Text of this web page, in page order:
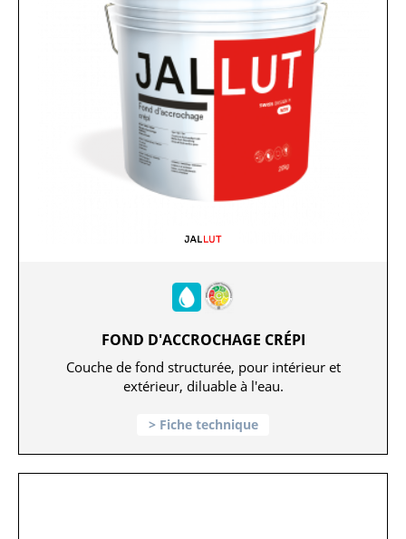
FOND D'ACCROCHAGE CRÉPI
Couche de fond structurée, pour intérieur et
extérieur, diluable à l'eau.
Fiche technique